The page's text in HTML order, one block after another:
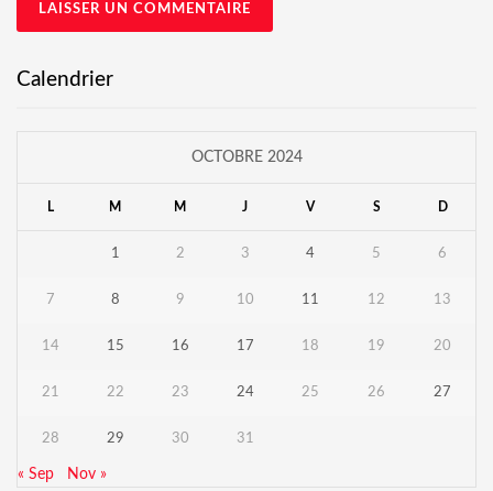
Calendrier
OCTOBRE 2024
L M M J V S D
1 2 3 4 5 6
7 8 9 10 11 12 13
14 15 16 17 18 19 20
21 22 23 24 25 26 27
28 29 30 31
« Sep Nov »